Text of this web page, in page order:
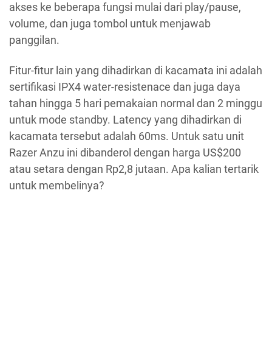
akses ke beberapa fungsi mulai dari play/pause,
volume, dan juga tombol untuk menjawab
panggilan.
Fitur-fitur lain yang dihadirkan di kacamata ini adalah
sertifikasi IPX4 water-resistenace dan juga daya
tahan hingga 5 hari pemakaian normal dan 2 minggu
untuk mode standby. Latency yang dihadirkan di
kacamata tersebut adalah 60ms. Untuk satu unit
Razer Anzu ini dibanderol dengan harga US$200
atau setara dengan Rp2,8 jutaan. Apa kalian tertarik
untuk membelinya?